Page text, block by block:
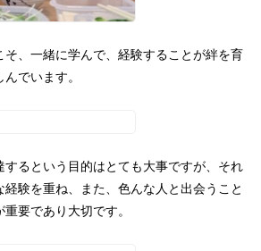
、一緒に学んで、経験することが絆を育
でいます。
するという目的はとても大事ですが、それ
験を重ね、また、色んな人と出会うこと
要であり大切です。